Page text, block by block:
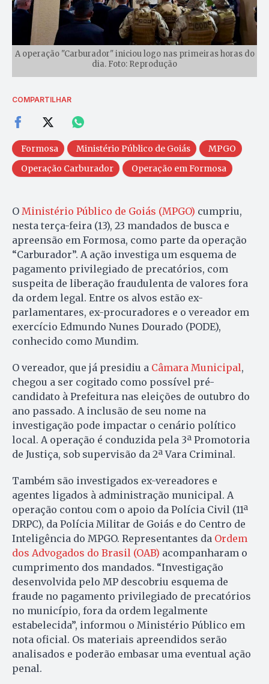
A operação "Carburador" iniciou logo nas primeiras horas do
dia. Foto: Reprodução
COMPARTILHAR
Formosa Ministério Público de Goiás
MPGO
Operação Carburador
Operação em Formosa
O Ministério Público de Goiás (MPGO) cumpriu,
nesta terça-feira (13), 23 mandados de busca e
apreensão em Formosa, como parte da operação
“Carburador”. A ação investiga um esquema de
pagamento privilegiado de precatórios, com
suspeita de liberação fraudulenta de valores fora
da ordem legal. Entre os alvos estão ex-
parlamentares, ex-procuradores e o vereador em
exercício Edmundo Nunes Dourado (PODE),
conhecido como Mundim.
O vereador, que já presidiu a Câmara Municipal,
chegou a ser cogitado como possível pré-
candidato à Prefeitura nas eleições de outubro do
ano passado. A inclusão de seu nome na
investigação pode impactar o cenário político
local. A operação é conduzida pela 3ª Promotoria
de Justiça, sob supervisão da 2ª Vara Criminal.
Também são investigados ex-vereadores e
agentes ligados à administração municipal. A
operação contou com o apoio da Polícia Civil (11ª
DRPC), da Polícia Militar de Goiás e do Centro de
Inteligência do MPGO. Representantes da Ordem
dos Advogados do Brasil (OAB) acompanharam o
cumprimento dos mandados. “Investigação
desenvolvida pelo MP descobriu esquema de
fraude no pagamento privilegiado de precatórios
no município, fora da ordem legalmente
estabelecida”, informou o Ministério Público em
nota oficial. Os materiais apreendidos serão
analisados e poderão embasar uma eventual ação
penal.